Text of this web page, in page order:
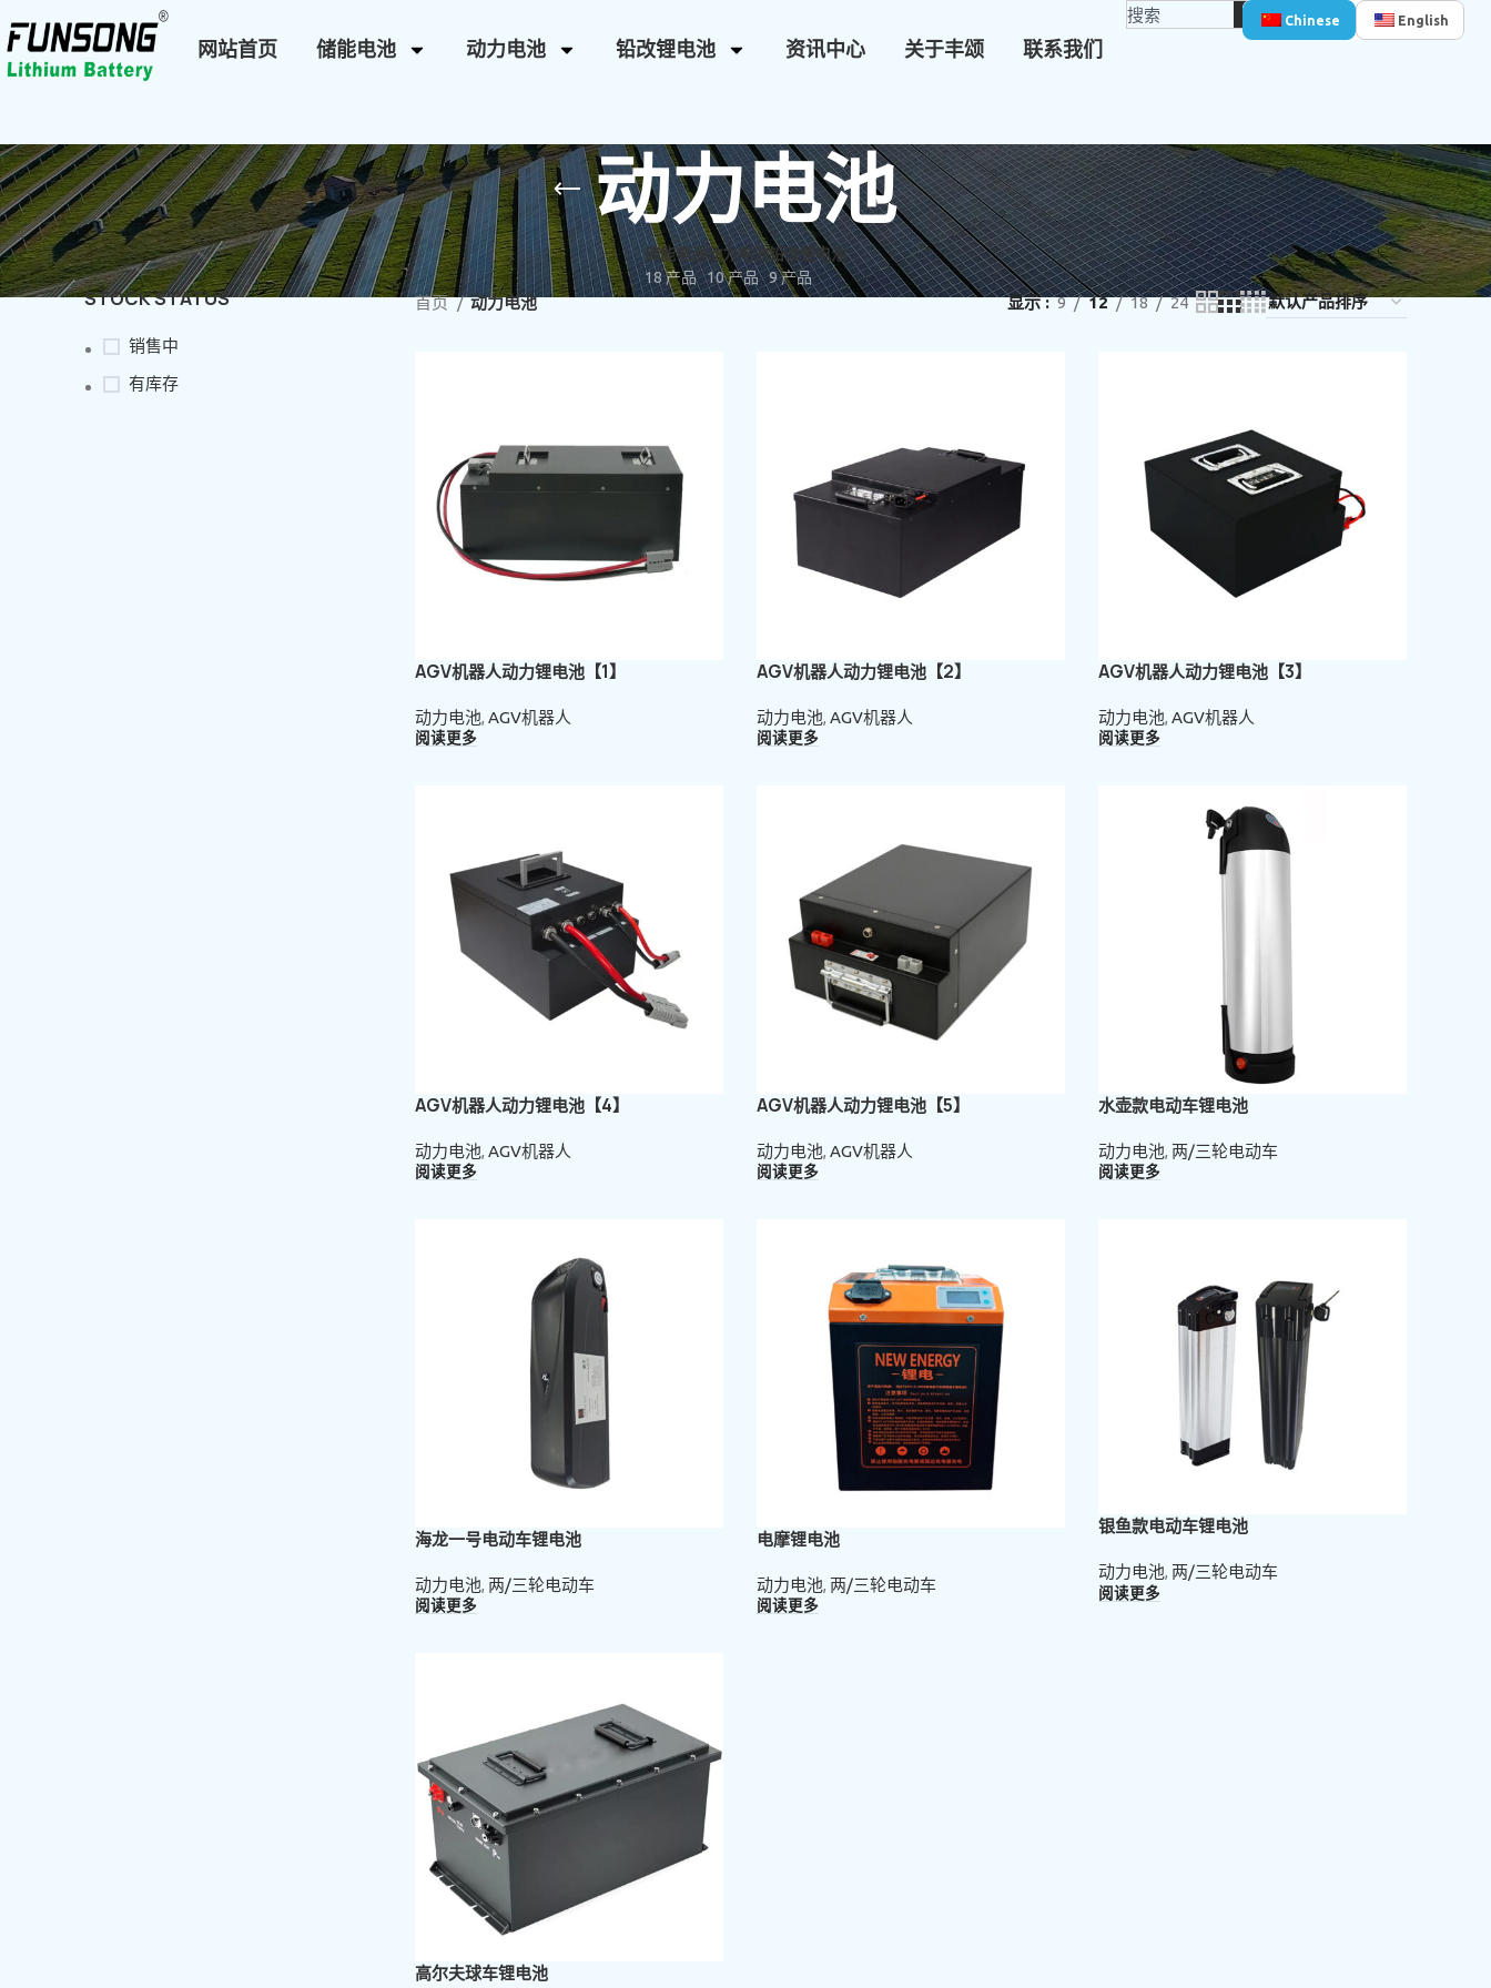
网站首页 储能电池 动力电池 铅改锂电池 资讯中心 关于丰颂 联系我们
Chinese English
动力电池
储能电池
18 产品
动力电池
10 产品
铅改锂电池
9 产品
STOCK STATUS
销售中
有库存
首页 动力电池 显示 9 12 18 24
AGV机器人动力锂电池【1】
动力电池, AGV机器人
阅读更多
AGV机器人动力锂电池【2】
动力电池, AGV机器人
阅读更多
AGV机器人动力锂电池【3】
动力电池, AGV机器人
阅读更多
AGV机器人动力锂电池【4】
动力电池, AGV机器人
阅读更多
AGV机器人动力锂电池【5】
动力电池, AGV机器人
阅读更多
水壶款电动车锂电池
动力电池, 两/三轮电动车
阅读更多
海龙一号电动车锂电池
动力电池, 两/三轮电动车
阅读更多
电摩锂电池
动力电池, 两/三轮电动车
阅读更多
银鱼款电动车锂电池
动力电池, 两/三轮电动车
阅读更多
高尔夫球车锂电池